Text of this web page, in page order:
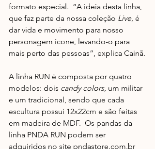
formato especial.  “A ideia desta linha,
que faz parte da nossa coleção Live, é
dar vida e movimento para nosso
personagem ícone, levando-o para
mais perto das pessoas”, explica Cainã.
A linha RUN é composta por quatro
modelos: dois candy colors, um militar
e um tradicional, sendo que cada
escultura possui 12x22cm e são feitas
em madeira de MDF.  Os pandas da
linha PNDA RUN podem ser
adquiridos no site pndastore.com.br